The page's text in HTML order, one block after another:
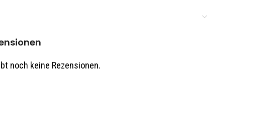
und Spielzeughersteller e.V.
noch keine Rezensionen.